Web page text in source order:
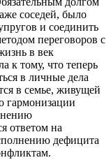
соседей, было
и соединить
переговоров с
в век
к тому, что теперь
в личные дела
в семье, живущей
гармонизации
ответом на
дефицита